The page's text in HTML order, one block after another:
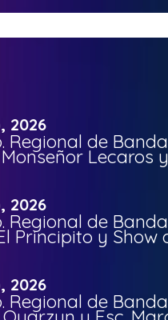
2026
Regional de
Lecaros
2026
Regional de
Principito y Show
2026
Regional de